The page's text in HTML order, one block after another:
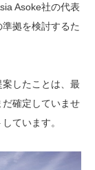
Asoke社の代表
拠を検討するた
したことは、最
確定していませ
ています。